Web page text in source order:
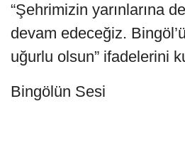
“Şehrimizin yarınlarına
devam edeceğiz.
uğurlu olsun” ifadelerini
Bingölün Sesi